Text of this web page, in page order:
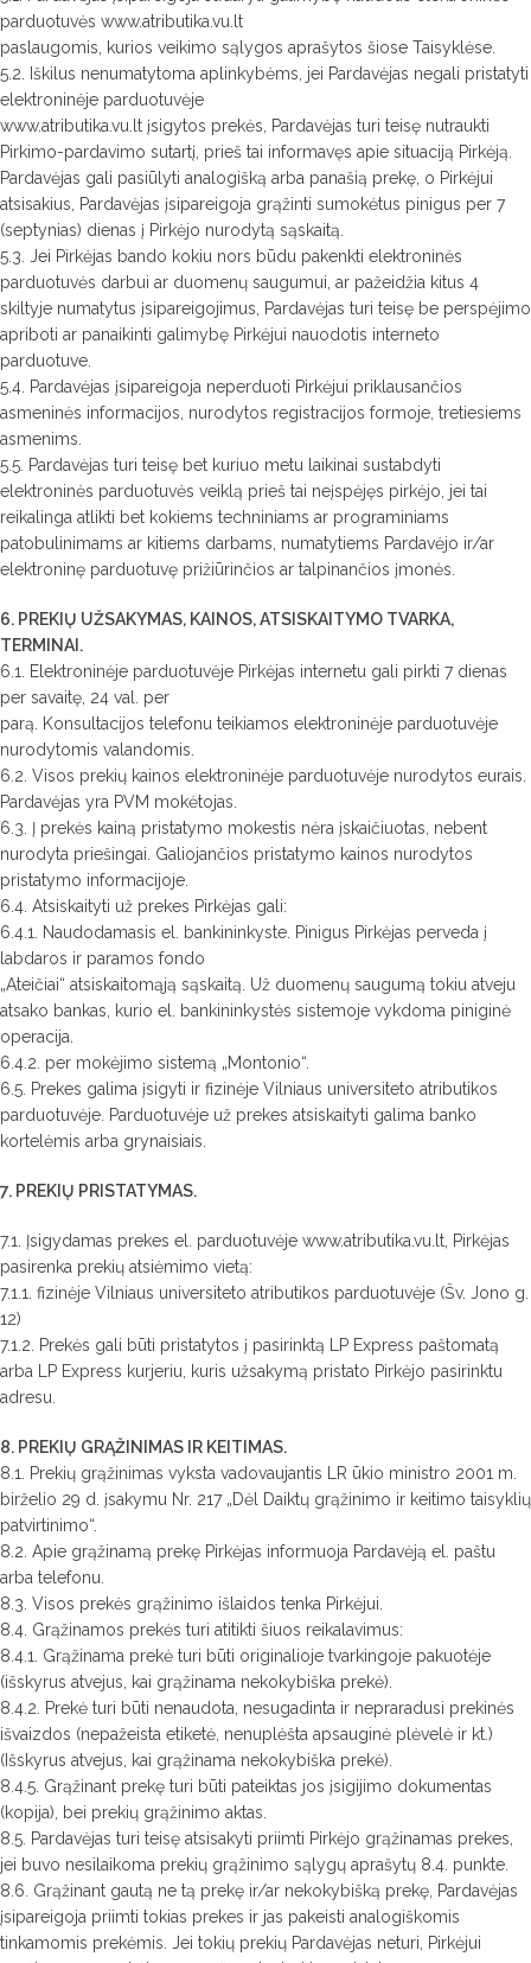
parduotuvės www.atributika.vu.lt
paslaugomis, kurios veikimo sąlygos aprašytos šiose Taisyklėse.
5.2. Iškilus nenumatytoma aplinkybėms, jei Pardavėjas negali pristatyti
elektroninėje parduotuvėje
www.atributika.vu.lt įsigytos prekės, Pardavėjas turi teisę nutraukti
Pirkimo-pardavimo sutartį, prieš tai informavęs apie situaciją Pirkėją.
Pardavėjas gali pasiūlyti analogišką arba panašią prekę, o Pirkėjui
atsisakius, Pardavėjas įsipareigoja grąžinti sumokėtus pinigus per 7
(septynias) dienas į Pirkėjo nurodytą sąskaitą.
5.3. Jei Pirkėjas bando kokiu nors būdu pakenkti elektroninės
parduotuvės darbui ar duomenų saugumui, ar pažeidžia kitus 4
skiltyje numatytus įsipareigojimus, Pardavėjas turi teisę be perspėjimo
apriboti ar panaikinti galimybę Pirkėjui nauodotis interneto
parduotuve.
5.4. Pardavėjas įsipareigoja neperduoti Pirkėjui priklausančios
asmeninės informacijos, nurodytos registracijos formoje, tretiesiems
asmenims.
5.5. Pardavėjas turi teisę bet kuriuo metu laikinai sustabdyti
elektroninės parduotuvės veiklą prieš tai neįspėjęs pirkėjo, jei tai
reikalinga atlikti bet kokiems techniniams ar programiniams
patobulinimams ar kitiems darbams, numatytiems Pardavėjo ir/ar
elektroninę parduotuvę prižiūrinčios ar talpinančios įmonės.
6. PREKIŲ UŽSAKYMAS, KAINOS, ATSISKAITYMO TVARKA,
TERMINAI.
6.1. Elektroninėje parduotuvėje Pirkėjas internetu gali pirkti 7 dienas
per savaitę, 24 val. per
parą. Konsultacijos telefonu teikiamos elektroninėje parduotuvėje
nurodytomis valandomis.
6.2. Visos prekių kainos elektroninėje parduotuvėje nurodytos eurais.
Pardavėjas yra PVM mokėtojas.
6.3. Į prekės kainą pristatymo mokestis nėra įskaičiuotas, nebent
nurodyta priešingai. Galiojančios pristatymo kainos nurodytos
pristatymo informacijoje.
6.4. Atsiskaityti už prekes Pirkėjas gali:
6.4.1. Naudodamasis el. bankininkyste. Pinigus Pirkėjas perveda į
labdaros ir paramos fondo
„Ateičiai“ atsiskaitomąją sąskaitą. Už duomenų saugumą tokiu atveju
atsako bankas, kurio el. bankininkystės sistemoje vykdoma piniginė
operacija.
6.4.2. per mokėjimo sistemą „Montonio“.
6.5. Prekes galima įsigyti ir fizinėje Vilniaus universiteto atributikos
parduotuvėje. Parduotuvėje už prekes atsiskaityti galima banko
kortelėmis arba grynaisiais.
7. PREKIŲ PRISTATYMAS.
7.1. Įsigydamas prekes el. parduotuvėje www.atributika.vu.lt, Pirkėjas
pasirenka prekių atsiėmimo vietą:
7.1.1. fizinėje Vilniaus universiteto atributikos parduotuvėje (Šv. Jono g.
12)
7.1.2. Prekės gali būti pristatytos į pasirinktą LP Express paštomatą
arba LP Express kurjeriu, kuris užsakymą pristato Pirkėjo pasirinktu
adresu.
8. PREKIŲ GRĄŽINIMAS IR KEITIMAS.
8.1. Prekių grąžinimas vyksta vadovaujantis LR ūkio ministro 2001 m.
birželio 29 d. įsakymu Nr. 217 „Dėl Daiktų grąžinimo ir keitimo taisyklių
patvirtinimo“.
8.2. Apie grąžinamą prekę Pirkėjas informuoja Pardavėją el. paštu
arba telefonu.
8.3. Visos prekės grąžinimo išlaidos tenka Pirkėjui.
8.4. Grąžinamos prekės turi atitikti šiuos reikalavimus:
8.4.1. Grąžinama prekė turi būti originalioje tvarkingoje pakuotėje
(išskyrus atvejus, kai grąžinama nekokybiška prekė).
8.4.2. Prekė turi būti nenaudota, nesugadinta ir nepraradusi prekinės
išvaizdos (nepažeista etiketė, nenuplėšta apsauginė plėvelė ir kt.)
(Išskyrus atvejus, kai grąžinama nekokybiška prekė).
8.4.5. Grąžinant prekę turi būti pateiktas jos įsigijimo dokumentas
(kopija), bei prekių grąžinimo aktas.
8.5. Pardavėjas turi teisę atsisakyti priimti Pirkėjo grąžinamas prekes,
jei buvo nesilaikoma prekių grąžinimo sąlygų aprašytų 8.4. punkte.
8.6. Grąžinant gautą ne tą prekę ir/ar nekokybišką prekę, Pardavėjas
įsipareigoja priimti tokias prekes ir jas pakeisti analogiškomis
tinkamomis prekėmis. Jei tokių prekių Pardavėjas neturi, Pirkėjui